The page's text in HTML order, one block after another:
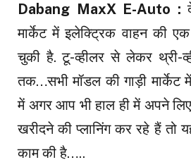
Dabang MaxX E-Auto :
मार्केट में इलेक्ट्रिक वाहन की
चुकी है. टू-व्हीलर से लेकर थ्री-
तक…सभी मॉडल की गाड़ी मार्केट
में अगर आप भी हाल ही में अपने
खरीदने की प्लानिंग कर रहे हैं
काम की है…..